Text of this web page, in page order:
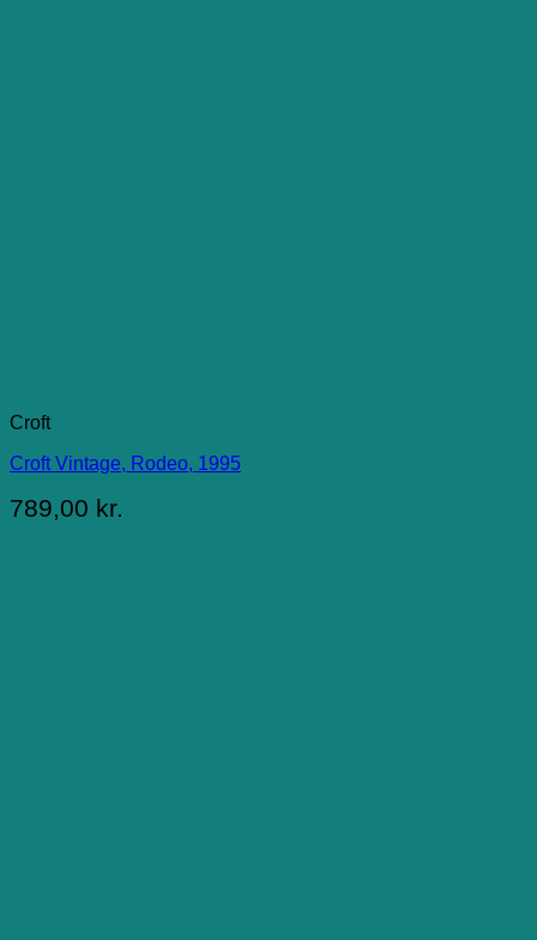
Croft
Croft Vintage, Rodeo, 1995
789,00 kr.